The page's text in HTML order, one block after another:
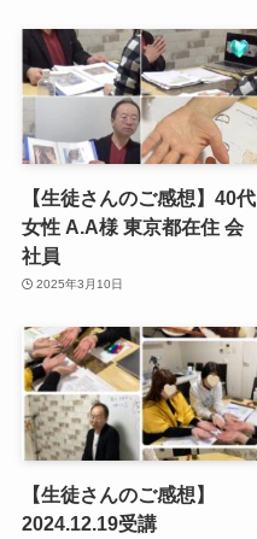
【生徒さんのご感想】40代
女性 A.A様 東京都在住 会
社員
2025年3月10日
【生徒さんのご感想】
2024.12.19受講